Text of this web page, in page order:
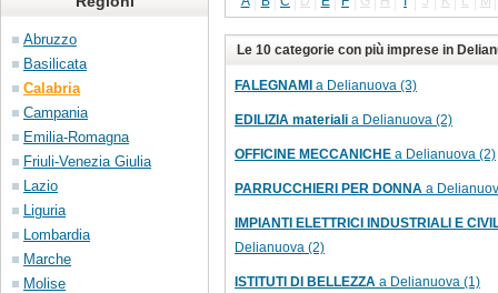
Abruzzo
Basilicata
Calabria
Campania
Emilia-Romagna
Friuli-Venezia Giulia
Lazio
Liguria
Lombardia
Marche
Molise
Le 10 categorie con più imprese in
FALEGNAMI a Delianuova (3)
EDILIZIA materiali a Delianuova (2)
OFFICINE MECCANICHE a Delianuova (2)
PARRUCCHIERI PER DONNA a
IMPIANTI ELETTRICI INDUSTRIALI E
Delianuova (2)
ISTITUTI DI BELLEZZA a Delianuova (1)